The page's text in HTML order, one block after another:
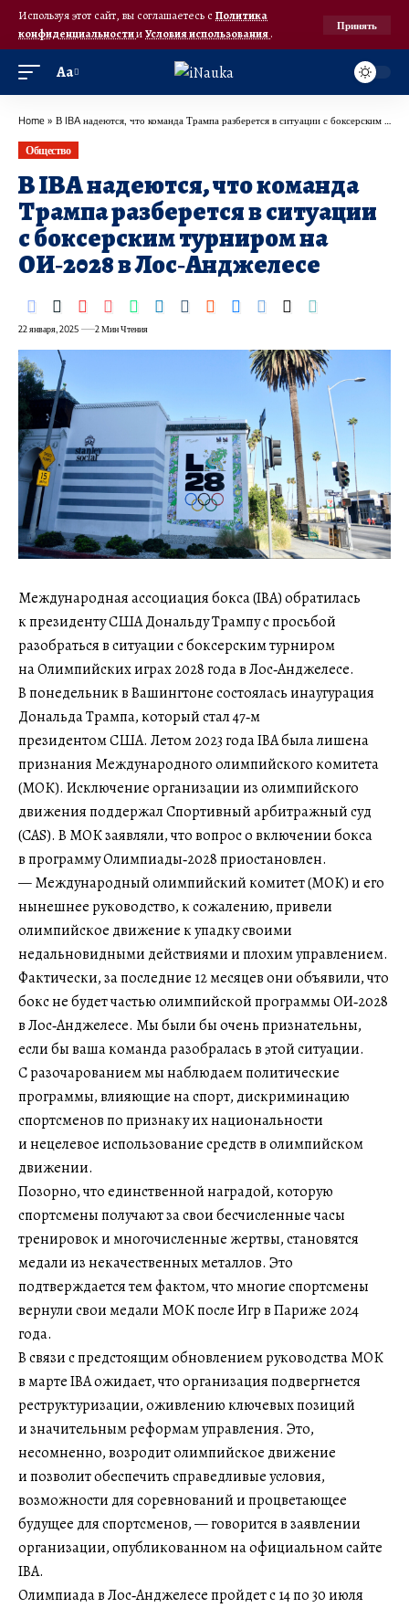
Используя этот сайт, вы соглашаетесь с Политика
конфиденциальностииУсловия использования.
Принять
Аа
Home » В IBA надеются, что команда Трампа разберется в ситуации с боксерским турниром на ОИ‑2028 в Лос‑Анджелесе
Общество
В IBA надеются, что команда
Трампа разберется в ситуации
с боксерским турниром на
ОИ‑2028 в Лос‑Анджелесе
22 января, 2025 2 Мин Чтения
Международная ассоциация бокса (IBA) обратилась
к президенту США Дональду Трампу с просьбой
разобраться в ситуации с боксерским турниром
на Олимпийских играх 2028 года в Лос‑Анджелесе.
В понедельник в Вашингтоне состоялась инаугурация
Дональда Трампа, который стал 47‑м
президентом США. Летом 2023 года IBA была лишена
признания Международного олимпийского комитета
(МОК). Исключение организации из олимпийского
движения поддержал Спортивный арбитражный суд
(CAS). В МОК заявляли, что вопрос о включении бокса
в программу Олимпиады‑2028 приостановлен.
— Международный олимпийский комитет (МОК) и его
нынешнее руководство, к сожалению, привели
олимпийское движение к упадку своими
недальновидными действиями и плохим управлением.
Фактически, за последние 12 месяцев они объявили, что
бокс не будет частью олимпийской программы ОИ‑2028
в Лос‑Анджелесе. Мы были бы очень признательны,
если бы ваша команда разобралась в этой ситуации.
С разочарованием мы наблюдаем политические
программы, влияющие на спорт, дискриминацию
спортсменов по признаку их национальности
и нецелевое использование средств в олимпийском
движении.
Позорно, что единственной наградой, которую
спортсмены получают за свои бесчисленные часы
тренировок и многочисленные жертвы, становятся
медали из некачественных металлов. Это
подтверждается тем фактом, что многие спортсмены
вернули свои медали МОК после Игр в Париже 2024
года.
В связи с предстоящим обновлением руководства МОК
в марте IBA ожидает, что организация подвергнется
реструктуризации, оживлению ключевых позиций
и значительным реформам управления. Это,
несомненно, возродит олимпийское движение
и позволит обеспечить справедливые условия,
возможности для соревнований и процветающее
будущее для спортсменов, — говорится в заявлении
организации, опубликованном на официальном сайте
IBA.
Олимпиада в Лос‑Анджелесе пройдет с 14 по 30 июля